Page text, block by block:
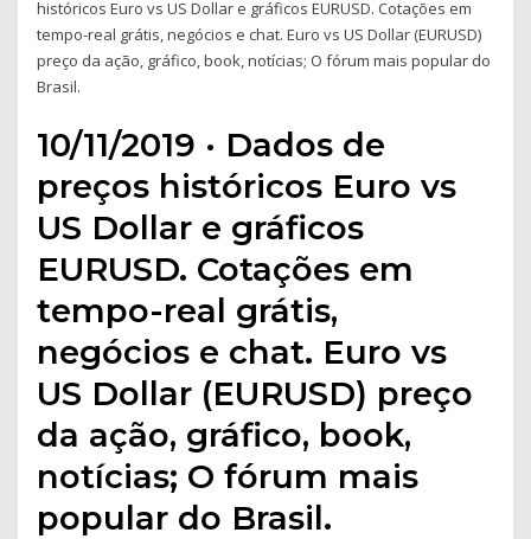
históricos Euro vs US Dollar e gráficos EURUSD. Cotações em
tempo-real grátis, negócios e chat. Euro vs US Dollar (EURUSD)
preço da ação, gráfico, book, notícias; O fórum mais popular do
Brasil.
10/11/2019 · Dados de
preços históricos Euro vs
US Dollar e gráficos
EURUSD. Cotações em
tempo-real grátis,
negócios e chat. Euro vs
US Dollar (EURUSD) preço
da ação, gráfico, book,
notícias; O fórum mais
popular do Brasil.